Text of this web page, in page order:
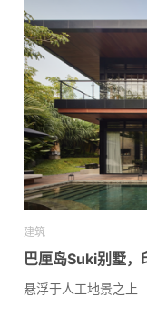
建筑
巴厘岛Suki别墅
悬浮于人工地景之上